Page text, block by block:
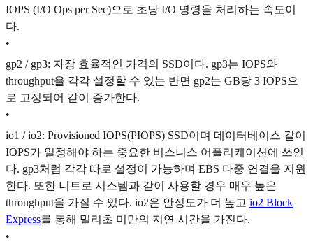
IOPS (I/O Ops per Sec)으로 초당 I/O 명령을 처리하는 속도이
다.
•
gp2 / gp3: 자장 효율적인 가격의 SSD이다. gp3는 IOPS와
throughput을 각각 설정할 수 있는 반면 gp2는 GB당 3 IOPS으
로 고정되어 같이 증가한다.
•
io1 / io2: Provisioned IOPS(PIOPS) SSD이며 데이터베이스 같이
IOPS가 일정해야 하는 중요한 비스니스 어플리케이션에 쓰인
다. gp3처럼 각각 따로 설정이 가능하며 EBS 다중 연결을 지원
한다. 또한 니트로 시스템과 같이 사용할 경우 매우 높은
throughput을 가질 수 있다. io2은 안정도가 더 높고 io2 Block
Express를 통해 밀리초 미만의 지연 시간을 가진다.
•